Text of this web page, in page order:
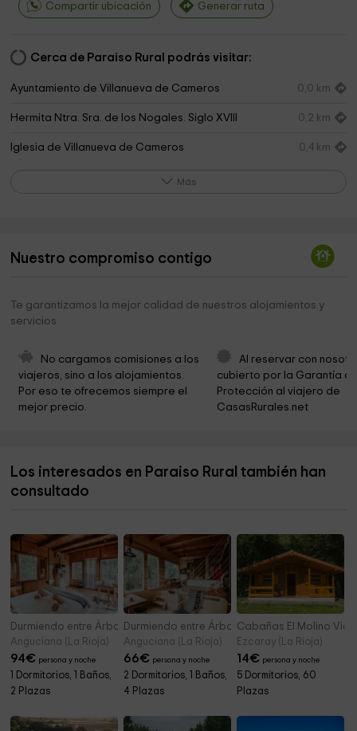
Compartir ubicación Generar ruta
Cerca de Paraiso Rural podrás visitar:
Ayuntamiento de Villanueva de Cameros 0,0 km
Hermita Ntra. Sra. de los Nogales. Siglo XVIII 0,2 km
Iglesia de Villanueva de Cameros 0,4 km
Iglesia parroquial de san martin
Ayuntamiento de Almarza de Cameros 2,8 km
Cementerio
Puente De Ortigosa De Cameros
Cuevas de Ortigosa
Iglesia de San Miguel 4,6 km
Obispado De La Diocesis De Calahorra La Calzada
Y Logroño
4,7 km
Más
Nuestro compromiso contigo
Te garantizamos la mejor calidad de nuestros alojamientos y
servicios
No cargamos comisiones a los
viajeros, sino a los alojamientos.
Por eso te ofrecemos siempre el
mejor precio.
Al reservar con
cubierto por la Garantía
Protección al viajero de
CasasRurales.net
Los interesados en Paraiso Rural también han
consultado
Durmiendo entre Árboles- Cabaña del Camino
Anguciana (La Rioja)
94€ persona y noche
1 Dormitorios, 1 Baños,
2 Plazas
Durmiendo entre Árboles- Cabaña del Río
Anguciana (La Rioja)
66€ persona y noche
2 Dormitorios, 1 Baños,
4 Plazas
Cabañas El Molino
Ezcaray (La Rioja)
14€ persona y noche
5 Dormitorios, 60
Plazas